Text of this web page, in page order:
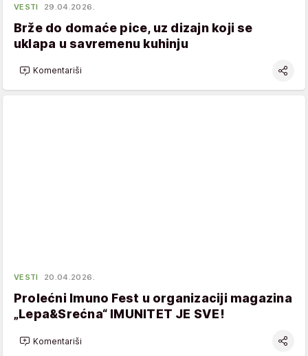
VESTI 29.04.2026.
Brže do domaće pice, uz dizajn koji se
uklapa u savremenu kuhinju
Komentariši
VESTI 20.04.2026.
Prolećni Imuno Fest u organizaciji magazina
„Lepa&Srećna“ IMUNITET JE SVE!
Komentariši